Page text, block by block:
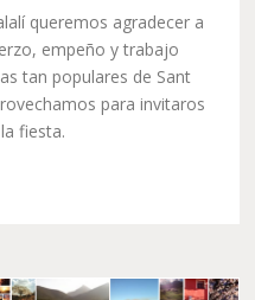
queremos agradecer a
empeño y trabajo
tan populares de Sant
para invitaros
fiesta.